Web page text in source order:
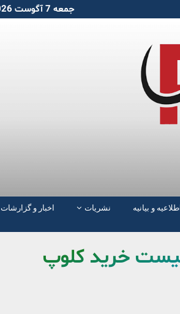
جمعه 7 آگوست 2026
اطلاعیه و بیانیه نشریات اخبار و گزارشات